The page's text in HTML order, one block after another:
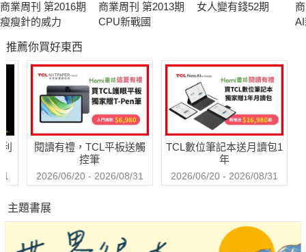
商業周刊 第2016期
瘦瘦針的威力
商業周刊 第2013期
CPU新戰國
女人變有錢52期
推薦你買好東西
閱讀有禮，TCL平板送觸
控筆
2026/06/20 - 2026/08/31
TCL數位筆記本送月讀包1
年
2026/06/20 - 2026/08/31
主題書展